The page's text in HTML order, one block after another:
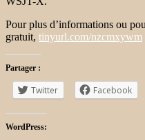
Pour plus d’informations ou
gratuit, tinyurl.com/nzcmxywm
Partager :
Twitter Facebook
WordPress: